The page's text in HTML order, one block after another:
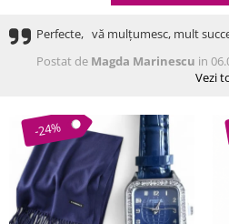
Perfecte, vă mulțumesc, mult
Postat de Magda Marinescu in
Vezi
-24%